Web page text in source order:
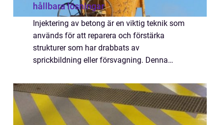
hållbara lösningar
Injektering av betong är en viktig teknik som
används för att reparera och förstärka
strukturer som har drabbats av
sprickbildning eller försvagning. Denna
material i sprick...